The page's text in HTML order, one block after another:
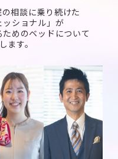
相談に乗り続けた
ッショナル」が
めのベッドについて
ます。